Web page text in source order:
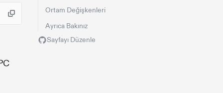
Ortam Değişkenleri
Ayrıca Bakınız
Sayfayı Düzenle